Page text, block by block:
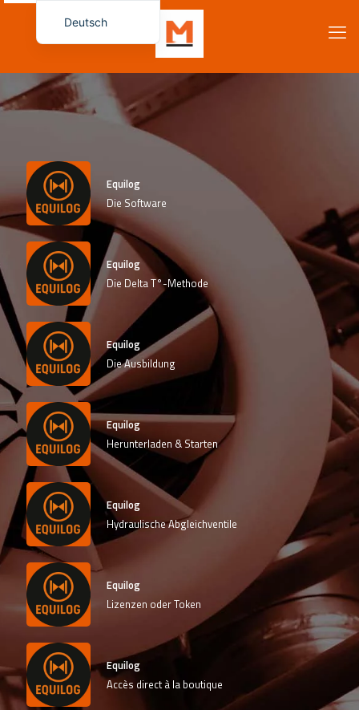
Equilog
Die Software
Equilog
Die Delta T°-Methode
Equilog
Die Ausbildung
Equilog
Herunterladen & Starten
Equilog
Hydraulische Abgleichventile
Equilog
Lizenzen oder Token
Equilog
Accès direct à la boutique
Deutsch
Français
English (UK)
Español
简体中文
Dansk
Български
Čeština
Magyar
Română
Eesti
Nederlands
Português
Norsk bokmål
Polski
Slovenščina